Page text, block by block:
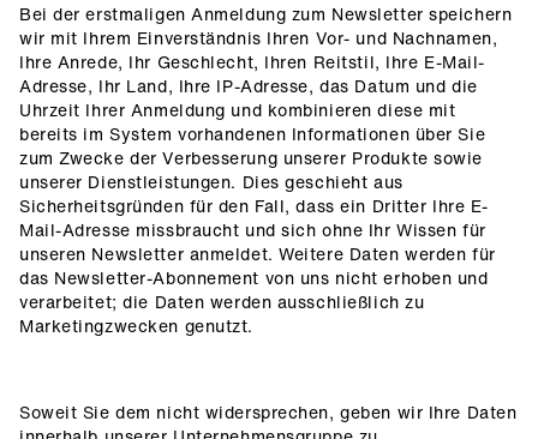
Bei der erstmaligen Anmeldung zum Newsletter speichern
wir mit Ihrem Einverständnis Ihren Vor- und Nachnamen,
Ihre Anrede, Ihr Geschlecht, Ihren Reitstil, Ihre E-Mail-
Adresse, Ihr Land, Ihre IP-Adresse, das Datum und die
Uhrzeit Ihrer Anmeldung und kombinieren diese mit
bereits im System vorhandenen Informationen über Sie
zum Zwecke der Verbesserung unserer Produkte sowie
unserer Dienstleistungen. Dies geschieht aus
Sicherheitsgründen für den Fall, dass ein Dritter Ihre E-
Mail-Adresse missbraucht und sich ohne Ihr Wissen für
unseren Newsletter anmeldet. Weitere Daten werden für
das Newsletter-Abonnement von uns nicht erhoben und
verarbeitet; die Daten werden ausschließlich zu
Marketingzwecken genutzt.
Soweit Sie dem nicht widersprechen, geben wir Ihre Daten